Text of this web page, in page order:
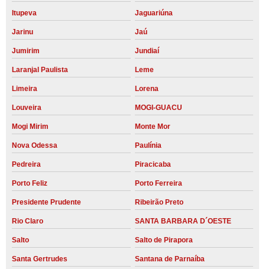
Itupeva Jaguariúna
Jarinu Jaú
Jumirim Jundiaí
Laranjal Paulista Leme
Limeira Lorena
Louveira MOGI-GUACU
Mogi Mirim Monte Mor
Nova Odessa Paulínia
Pedreira Piracicaba
Porto Feliz Porto Ferreira
Presidente Prudente Ribeirão Preto
Rio Claro SANTA BARBARA D´OESTE
Salto Salto de Pirapora
Santa Gertrudes Santana de Parnaíba